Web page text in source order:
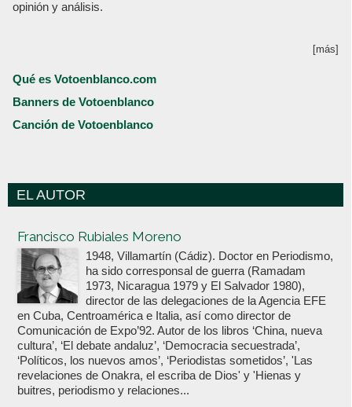
opinión y análisis.
[más]
Qué es Votoenblanco.com
Banners de Votoenblanco
Canción de Votoenblanco
EL AUTOR
Francisco Rubiales Moreno
1948, Villamartín (Cádiz). Doctor en Periodismo,
ha sido corresponsal de guerra (Ramadam
1973, Nicaragua 1979 y El Salvador 1980),
director de las delegaciones de la Agencia EFE
en Cuba, Centroamérica e Italia, así como director de
Comunicación de Expo’92. Autor de los libros ‘China, nueva
cultura’, ‘El debate andaluz’, ‘Democracia secuestrada’,
‘Políticos, los nuevos amos’, ‘Periodistas sometidos’, 'Las
revelaciones de Onakra, el escriba de Dios' y 'Hienas y
buitres, periodismo y relaciones...